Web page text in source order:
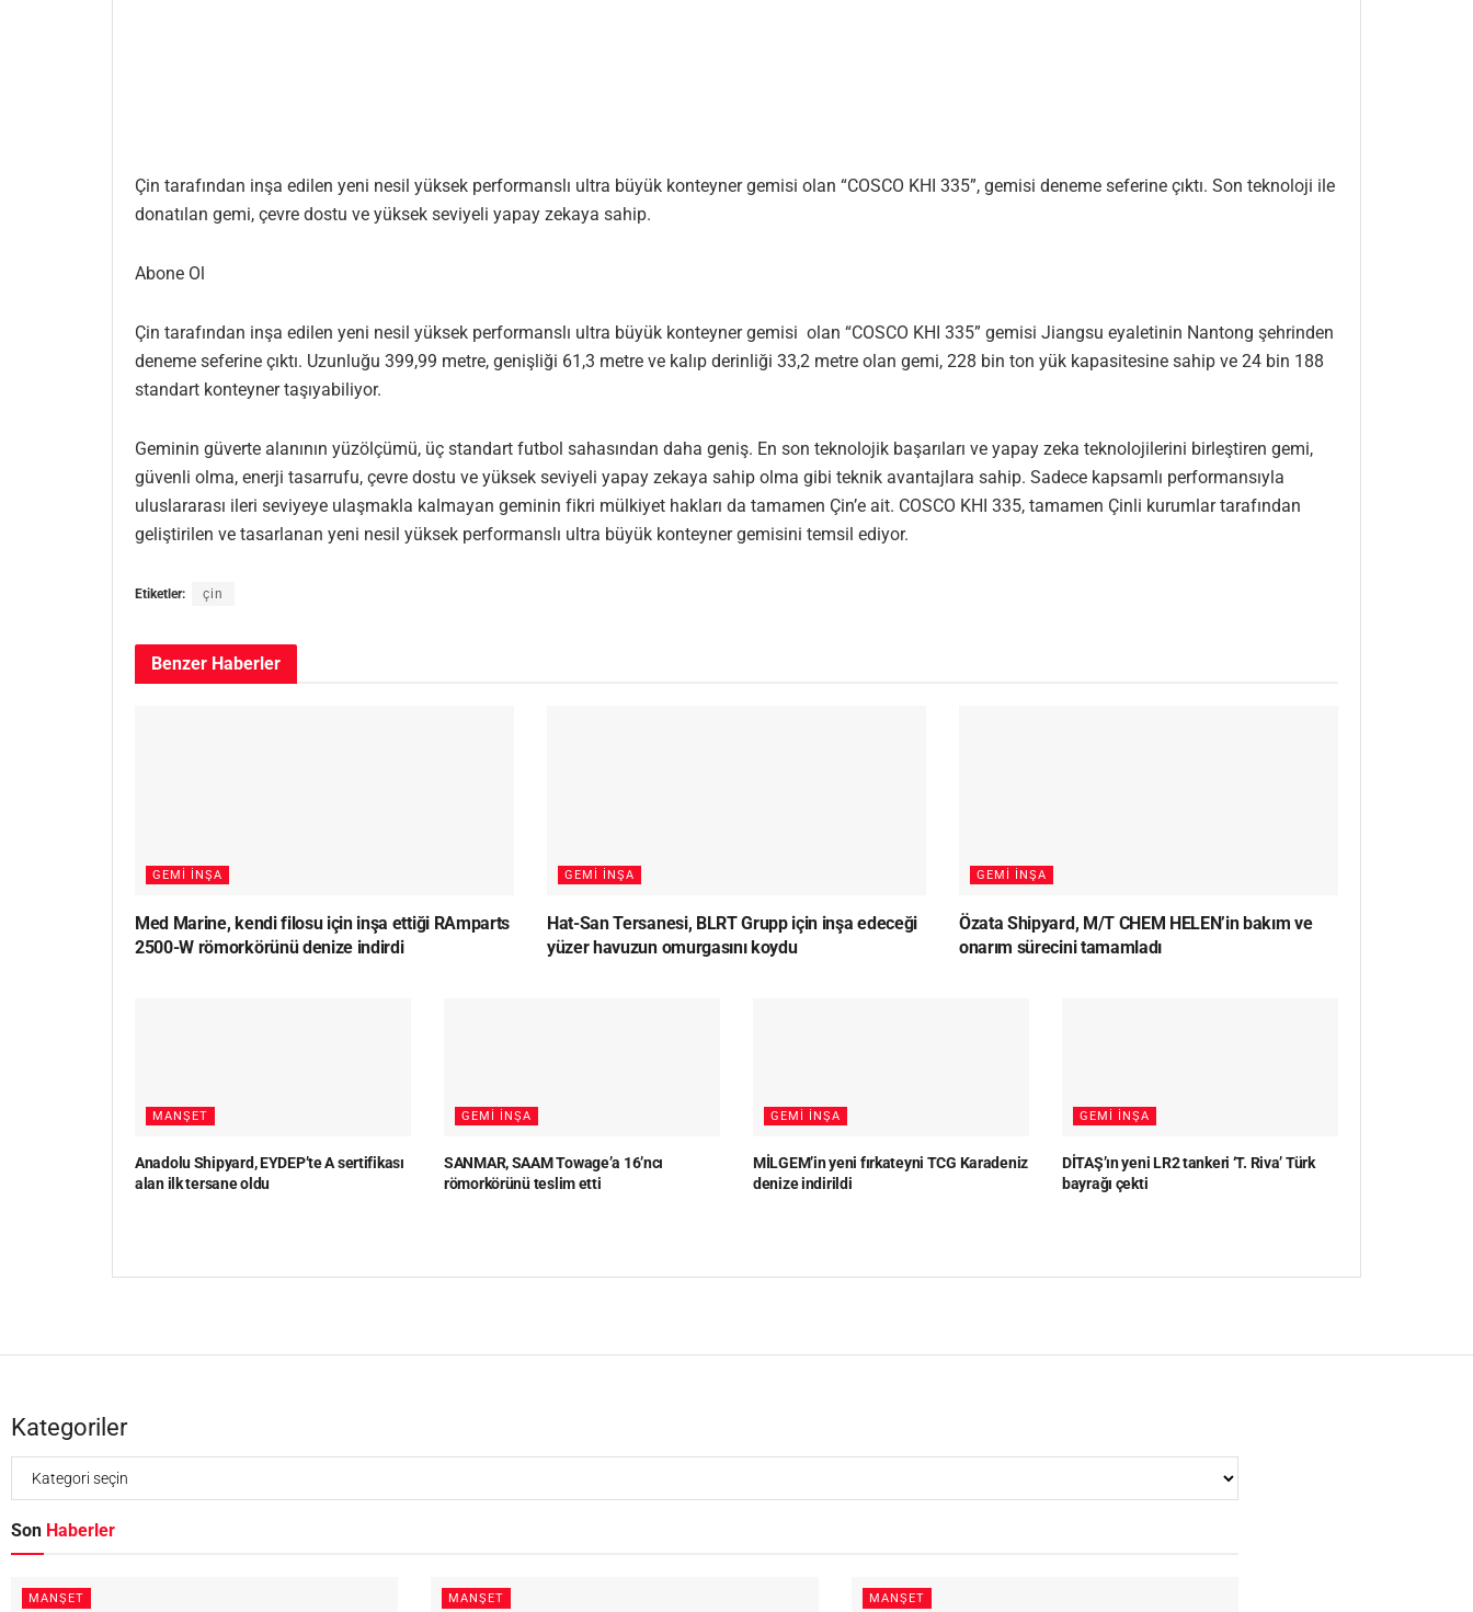
Çin tarafından inşa edilen yeni nesil yüksek performanslı ultra büyük konteyner gemisi olan “COSCO KHI 335”, gemisi deneme seferine çıktı. Son teknoloji ile
donatılan gemi, çevre dostu ve yüksek seviyeli yapay zekaya sahip.
Abone Ol
Çin tarafından inşa edilen yeni nesil yüksek performanslı ultra büyük konteyner gemisi olan “COSCO KHI 335” gemisi Jiangsu eyaletinin Nantong şehrinden
deneme seferine çıktı. Uzunluğu 399,99 metre, genişliği 61,3 metre ve kalıp derinliği 33,2 metre olan gemi, 228 bin ton yük kapasitesine sahip ve 24 bin 188
standart konteyner taşıyabiliyor.
Geminin güverte alanının yüzölçümü, üç standart futbol sahasından daha geniş. En son teknolojik başarıları ve yapay zeka teknolojilerini birleştiren gemi,
güvenli olma, enerji tasarrufu, çevre dostu ve yüksek seviyeli yapay zekaya sahip olma gibi teknik avantajlara sahip. Sadece kapsamlı performansıyla
uluslararası ileri seviyeye ulaşmakla kalmayan geminin fikri mülkiyet hakları da tamamen Çin’e ait. COSCO KHI 335, tamamen Çinli kurumlar tarafından
geliştirilen ve tasarlanan yeni nesil yüksek performanslı ultra büyük konteyner gemisini temsil ediyor.
Etiketler: çin
Benzer Haberler
GEMI İNŞA
Med Marine, kendi filosu için inşa ettiği RAmparts
2500-W römorkörünü denize indirdi
GEMI İNŞA
Hat-San Tersanesi, BLRT Grupp için inşa edeceği
yüzer havuzun omurgasını koydu
GEMI İNŞA
Özata Shipyard, M/T CHEM HELEN’in bakım ve
onarım sürecini tamamladı
MANŞET
Anadolu Shipyard, EYDEP’te A sertifikası
alan ilk tersane oldu
GEMI İNŞA
SANMAR, SAAM Towage’a 16’ncı
römorkörünü teslim etti
GEMI İNŞA
MİLGEM’in yeni fırkateyni TCG Karadeniz
denize indirildi
GEMI İNŞA
DİTAŞ’ın yeni LR2 tankeri ‘T. Riva’ Türk
bayrağı çekti
Kategoriler
Son Haberler
MANŞET MANŞET MANŞET